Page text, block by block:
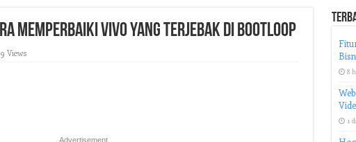
Memperbaiki Vivo yang Terjebak di Bootloop
Views
Advertisement
8
1